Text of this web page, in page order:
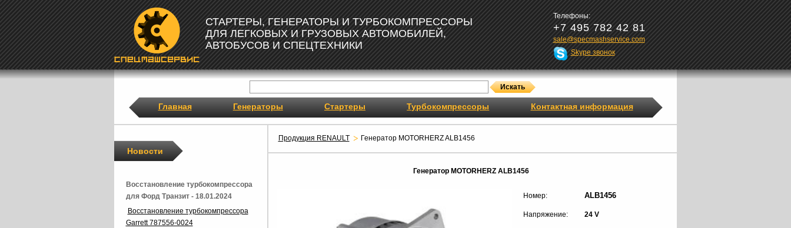
СТАРТЕРЫ, ГЕНЕРАТОРЫ И ТУРБОКОМПРЕССОРЫ
ДЛЯ ЛЕГКОВЫХ И ГРУЗОВЫХ АВТОМОБИЛЕЙ,
АВТОБУСОВ И СПЕЦТЕХНИКИ
Телефоны:
+7 495 782 42 81
sale@specmashservice.com
Skype звонок
Главная Генераторы Стартеры Турбокомпрессоры Контактная информация
Продукция RENAULT Генератор MOTORHERZ ALB1456
Генератор MOTORHERZ ALB1456
Номер: ALB1456
Напряжение: 24 V
Новости
Восстановление турбокомпрессора
для Форд Транзит - 18.01.2024
Восстановление турбокомпрессора
Garrett 787556-0024